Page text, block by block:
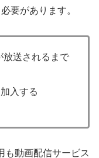
要があります。
放送されるまで
入する
も動画配信サービス